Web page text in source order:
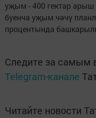
уҗым - 400 гектар арыш
буенча уҗым чәчү
процентында
Следите за самым
Telegram-канале
Читайте новости